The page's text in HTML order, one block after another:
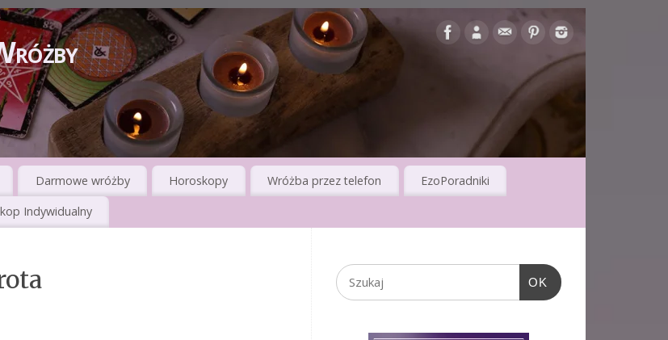
Darmowe wróżby Horoskopy Wróżba przez telefon EzoPoradniki
Indywidualny
OK